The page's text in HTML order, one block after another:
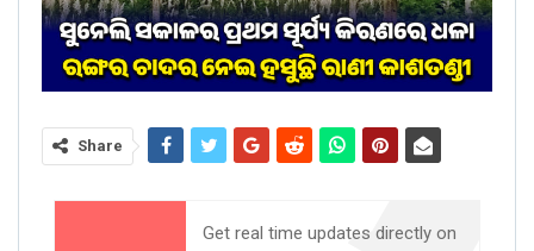
Share
Get real time updates directly on